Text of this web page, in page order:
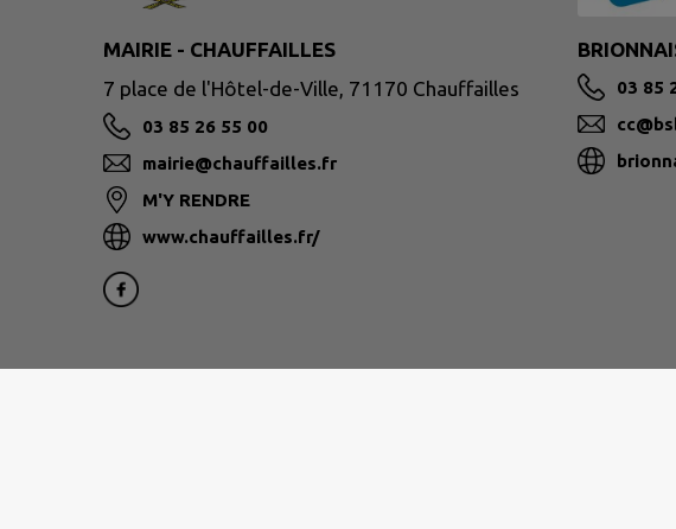
MAIRIE - CHAUFFAILLES
7 place de l'Hôtel-de-Ville, 71170 Chauffailles
03 85 26 55 00
mairie@chauffailles.fr
M'Y RENDRE
www.chauffailles.fr/
03 85